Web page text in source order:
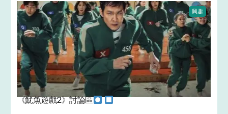
興趣
《魷魚遊戲2》討論區